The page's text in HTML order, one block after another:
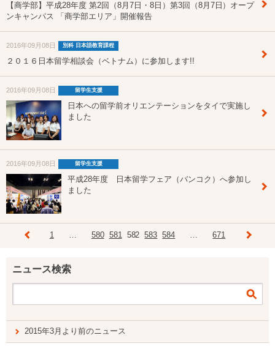
【商学部】平成28年度 第2回（8月7日・8日）第3回（8月7日）オープ
ンキャンパス 「商学部エリア」開催報告
2016年09月08日 別科 日本語教育課程
２０１６日本留学相談会（ベトナム）に参加します!!
2016年09月08日 留学生支援
日本への留学前オリエンテーションをタイで実施し
ました
2016年09月08日 留学生支援
平成28年度 日本留学フェア（バンコク）へ参加し
ました
1 … 580 581 582 583 584 … 671
ニュース検索
2015年3月より前のニュース